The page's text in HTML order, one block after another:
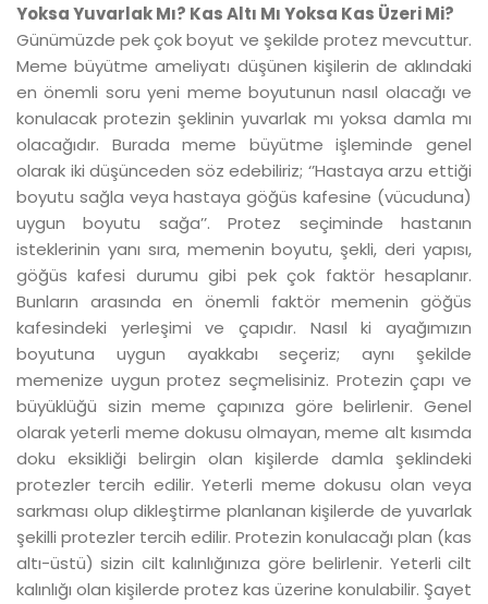
Yoksa Yuvarlak Mı? Kas Altı Mı Yoksa Kas Üzeri Mi?
Günümüzde pek çok boyut ve şekilde protez mevcuttur.
Meme büyütme ameliyatı düşünen kişilerin de aklındaki
en önemli soru yeni meme boyutunun nasıl olacağı ve
konulacak protezin şeklinin yuvarlak mı yoksa damla mı
olacağıdır. Burada meme büyütme işleminde genel
olarak iki düşünceden söz edebiliriz; ‘’Hastaya arzu ettiği
boyutu sağla veya hastaya göğüs kafesine (vücuduna)
uygun boyutu sağa’’. Protez seçiminde hastanın
isteklerinin yanı sıra, memenin boyutu, şekli, deri yapısı,
göğüs kafesi durumu gibi pek çok faktör hesaplanır.
Bunların arasında en önemli faktör memenin göğüs
kafesindeki yerleşimi ve çapıdır. Nasıl ki ayağımızın
boyutuna uygun ayakkabı seçeriz; aynı şekilde
memenize uygun protez seçmelisiniz. Protezin çapı ve
büyüklüğü sizin meme çapınıza göre belirlenir. Genel
olarak yeterli meme dokusu olmayan, meme alt kısımda
doku eksikliği belirgin olan kişilerde damla şeklindeki
protezler tercih edilir. Yeterli meme dokusu olan veya
sarkması olup dikleştirme planlanan kişilerde de yuvarlak
şekilli protezler tercih edilir. Protezin konulacağı plan (kas
altı-üstü) sizin cilt kalınlığınıza göre belirlenir. Yeterli cilt
kalınlığı olan kişilerde protez kas üzerine konulabilir. Şayet